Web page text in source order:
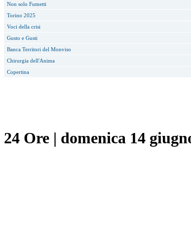
Non solo Fumetti
Torino 2025
Voci della crisi
Gusto e Gusti
Banca Territori del Monviso
Chirurgia dell'Anima
Copertina
24 Ore | domenica 14